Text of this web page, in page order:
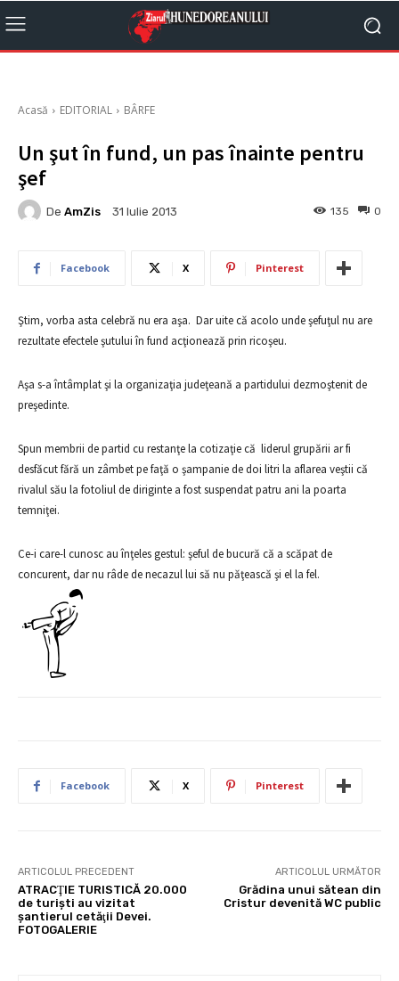
Acasă EDITORIAL BÂRFE
Un şut în fund, un pas înainte pentru
şef
De AmZis 31 Iulie 2013 0
135
Facebook X Pinterest
Ştim, vorba asta celebră nu era aşa. Dar uite că acolo unde şefuţul nu are
rezultate efectele şutului în fund acţionează prin ricoşeu.
Aşa s-a întâmplat şi la organizaţia judeţeană a partidului dezmoştenit de
preşedinte.
Spun membrii de partid cu restanţe la cotizaţie că liderul grupării ar fi
desfăcut fără un zâmbet pe faţă o şampanie de doi litri la aflarea veştii că
rivalul său la fotoliul de diriginte a fost suspendat patru ani la poarta
temniţei.
Ce-i care-l cunosc au înţeles gestul: şeful de bucură că a scăpat de
concurent, dar nu râde de necazul lui să nu păţească şi el la fel.
Facebook X Pinterest
ARTICOLUL PRECEDENT
ATRACŢIE TURISTICĂ 20.000
de turişti au vizitat
şantierul cetăţii Devei.
FOTOGALERIE
ARTICOLUL URMĂTOR
Grădina unui sătean din
Cristur devenită WC public